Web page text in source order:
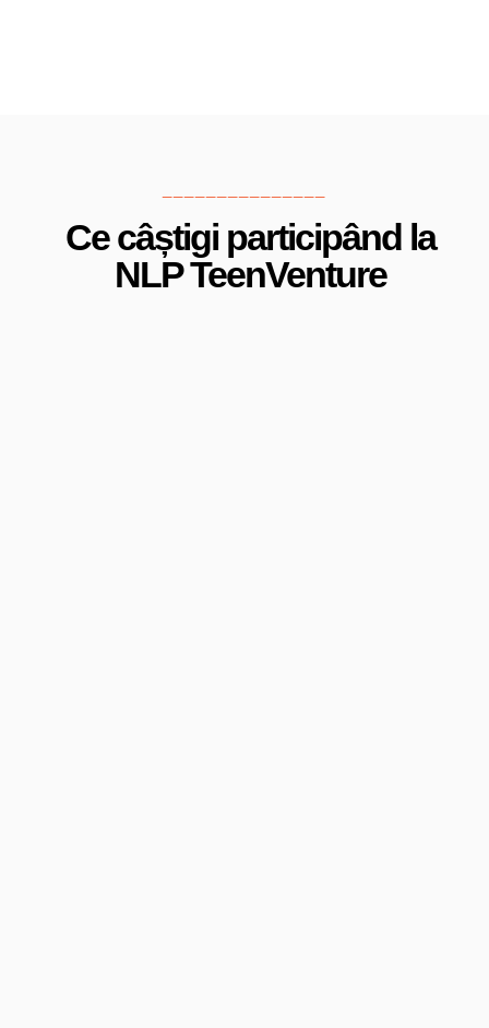
Ce câștigi participând la
NLP TeenVenture